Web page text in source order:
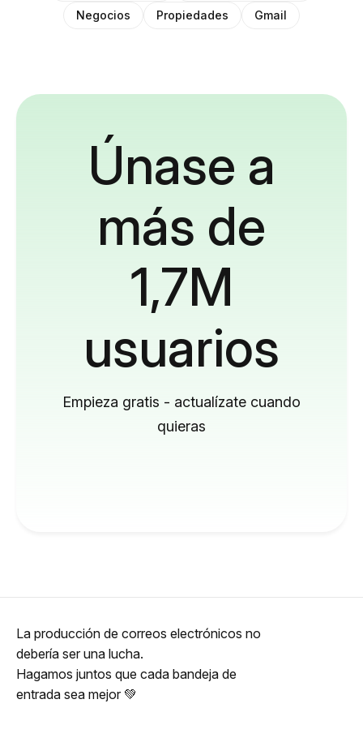
Negocios
Propiedades Gmail
Únase a
más de
1,7M
usuarios
Empieza gratis - actualízate cuando
quieras
La producción de correos electrónicos no
debería ser una lucha.
Hagamos juntos que cada bandeja de
entrada sea mejor 💚